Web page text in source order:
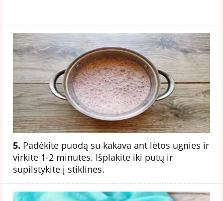
5. Padėkite puodą su kakava ant lėtos ugnies ir
virkite 1-2 minutes. Išplakite iki putų ir
supilstykite į stiklines.